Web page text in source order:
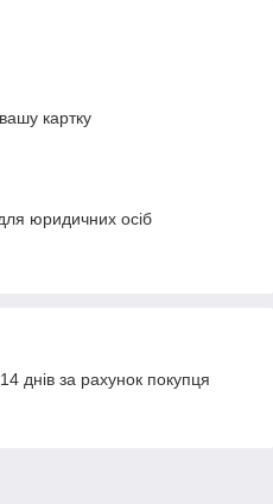
картку
юридичних осіб
днів за рахунок покупця